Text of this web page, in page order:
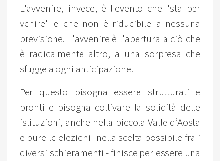
L'avvenire, invece, è l'evento che "sta per
venire" e che non è riducibile a nessuna
previsione. L'avvenire è l'apertura a ciò che
è radicalmente altro, a una sorpresa che
sfugge a ogni anticipazione.
Per questo bisogna essere strutturati e
pronti e bisogna coltivare la solidità delle
istituzioni, anche nella piccola Valle d’Aosta
e pure le elezioni- nella scelta possibile fra i
diversi schieramenti - finisce per essere una